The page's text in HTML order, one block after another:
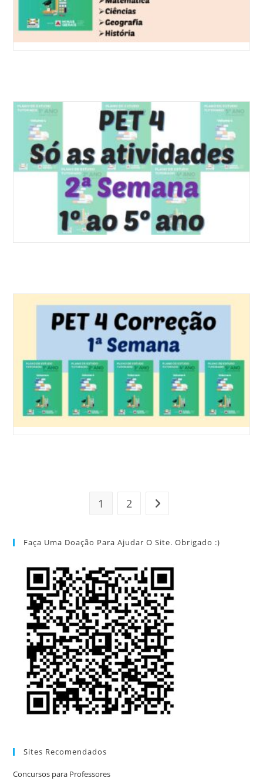
1 2 Ir para a próxima página
Faça Uma Doação Para Ajudar O Site. Obrigado :)
Sites Recomendados
Concursos para Professores